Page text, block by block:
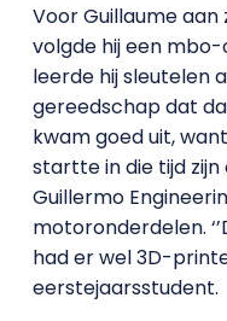
Voor Guillaume aan
volgde hij een
leerde hij sleutelen
gereedschap dat
kwam goed uit,
startte in die tijd
Guillermo
motoronderdelen.
had er wel 3D-
eerstejaarsstudent.